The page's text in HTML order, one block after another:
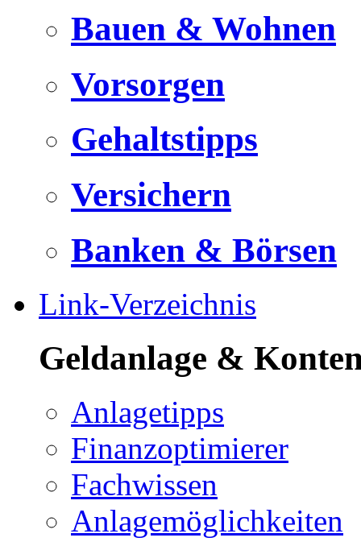
Bauen & Wohnen
Vorsorgen
Gehaltstipps
Versichern
Banken & Börsen
Link-Verzeichnis
Geldanlage &
Anlagetipps
Finanzoptimierer
Fachwissen
Anlagemöglichkeiten